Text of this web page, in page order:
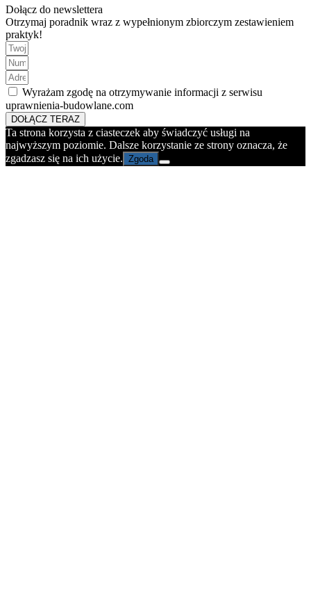
Dołącz do newslettera
Otrzymaj poradnik wraz z wypełnionym zbiorczym zestawieniem
praktyk!
Wyrażam zgodę na otrzymywanie informacji z serwisu
uprawnienia-budowlane.com
DOŁĄCZ TERAZ
Ta strona korzysta z ciasteczek aby świadczyć usługi na
najwyższym poziomie. Dalsze korzystanie ze strony oznacza, że
zgadzasz się na ich użycie. Zgoda